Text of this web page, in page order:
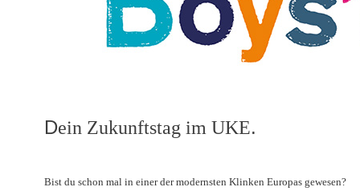
Traditionelle Chinesische
ABK-interne Fortbildungen
Dein Zukunftstag im UKE.
Bist du schon mal in einer der modernsten Klinken Europas gewesen?